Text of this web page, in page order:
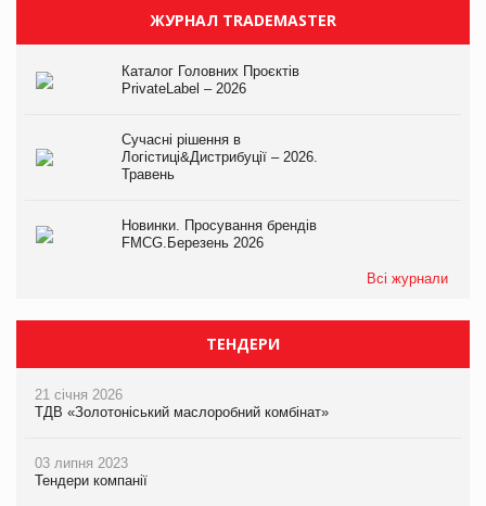
ЖУРНАЛ TRADEMASTER
Каталог Головних Проєктів
PrivateLabel – 2026
Сучасні рішення в
Логістиці&Дистрибуції – 2026.
Травень
Новинки. Просування брендів
FMCG.Березень 2026
Всі журнали
ТЕНДЕРИ
21 січня 2026
ТДВ «Золотоніський маслоробний комбінат»
03 липня 2023
Тендери компанії